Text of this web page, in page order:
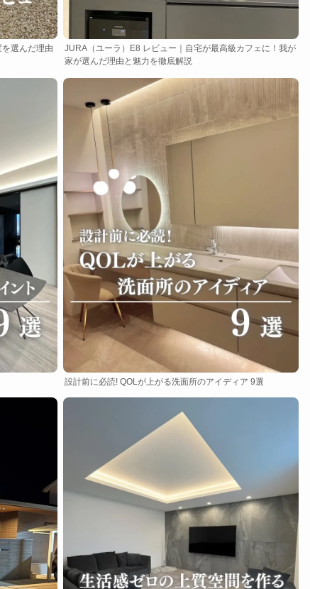
選んだ理由
JURA（ユーラ）E8 レビュー｜自宅が最高級カフェに！我が
家が選んだ理由と魅力を徹底解説
設計前に必読! QOLが上がる洗面所のアイディア 9選